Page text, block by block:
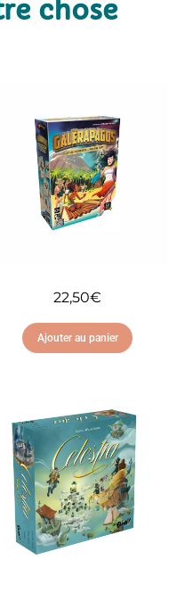
chose
22,50€
Ajouter au panier
Ajouter à ma liste
d'envies